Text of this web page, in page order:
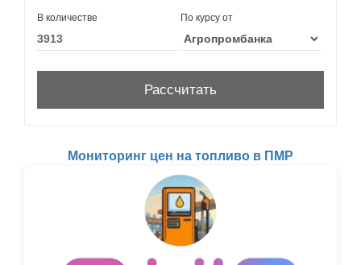
В количестве По курсу от
Мониторинг цен на топливо в ПМР